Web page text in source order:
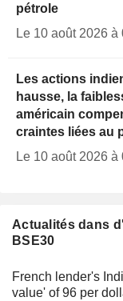
Actualités dans
BSE30
French lender's
value' of 96 per
pétrole
Le 10 août 2026 à
Les actions
hausse, la
américain
craintes liées au
Le 10 août 2026 à